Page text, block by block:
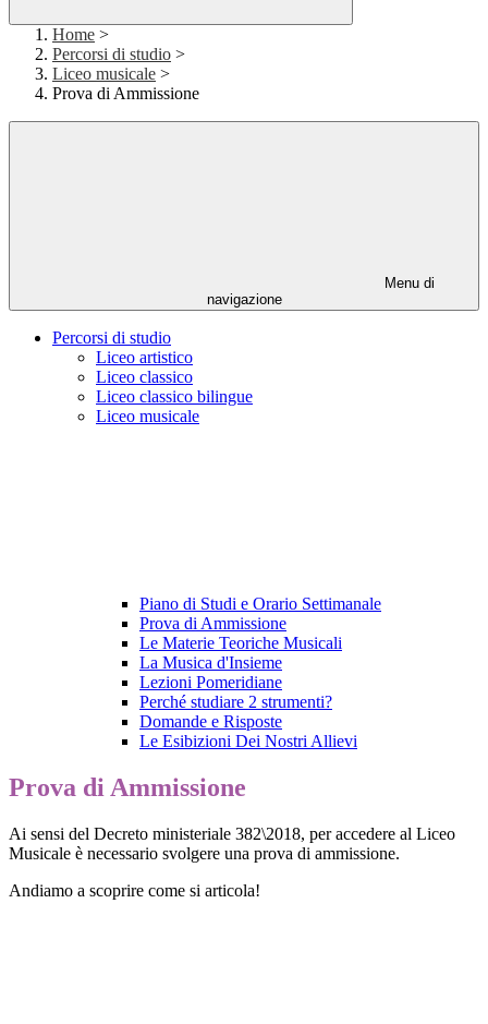
Home >
Percorsi di studio >
Liceo musicale >
Prova di Ammissione
Menu di
navigazione
Percorsi di studio
Liceo artistico
Liceo classico
Liceo classico bilingue
Liceo musicale
Piano di Studi e Orario Settimanale
Prova di Ammissione
Le Materie Teoriche Musicali
La Musica d'Insieme
Lezioni Pomeridiane
Perché studiare 2 strumenti?
Domande e Risposte
Le Esibizioni Dei Nostri Allievi
Prova di Ammissione
Ai sensi del Decreto ministeriale 382\2018, per accedere al Liceo
Musicale è necessario svolgere una prova di ammissione.
Andiamo a scoprire come si articola!